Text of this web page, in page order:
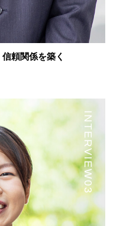
信頼関係を築く